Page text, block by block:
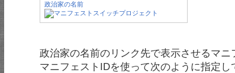
政治家の名前
政治家の名前のリンク先で表示させるマニ
マニフェストIDを使って次のように指定し